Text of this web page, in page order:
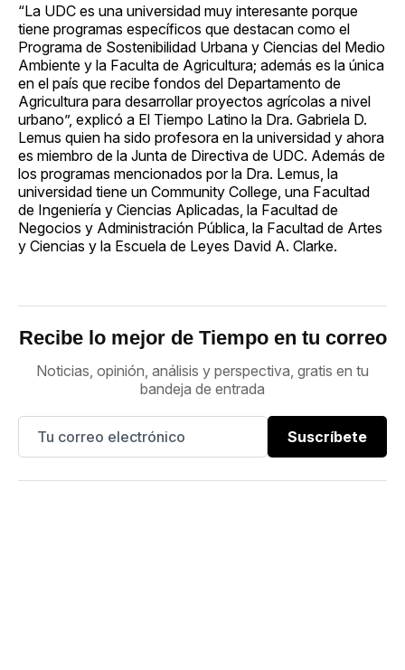
“La UDC es una universidad muy interesante porque
tiene programas específicos que destacan como el
Programa de Sostenibilidad Urbana y Ciencias del Medio
Ambiente y la Faculta de Agricultura; además es la única
en el país que recibe fondos del Departamento de
Agricultura para desarrollar proyectos agrícolas a nivel
urbano”, explicó a El Tiempo Latino la Dra. Gabriela D.
Lemus quien ha sido profesora en la universidad y ahora
es miembro de la Junta de Directiva de UDC. Además de
los programas mencionados por la Dra. Lemus, la
universidad tiene un Community College, una Facultad
de Ingeniería y Ciencias Aplicadas, la Facultad de
Negocios y Administración Pública, la Facultad de Artes
y Ciencias y la Escuela de Leyes David A. Clarke.
Recibe lo mejor de Tiempo en tu correo
Noticias, opinión, análisis y perspectiva, gratis en tu
bandeja de entrada
Suscríbete